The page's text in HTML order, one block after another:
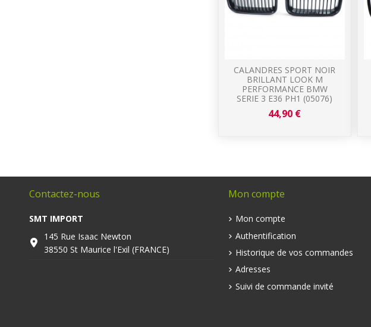
CALANDRES SPORT NOIR
BRILLANT LOOK M
PERFORMANCE BMW
SERIE 3 E36 PH1 (05076)
44,90 €
Contactez-nous
SMT IMPORT
145 Rue Isaac Newton
38550 St Maurice l'Exil (FRANCE)
Mon compte
Mon compte
Authentification
Historique de vos commandes
Adresses
Suivi de commande invité